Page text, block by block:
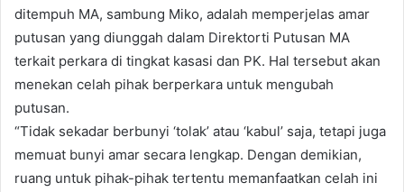
ditempuh MA, sambung Miko, adalah memperjelas amar
putusan yang diunggah dalam Direktorti Putusan MA
terkait perkara di tingkat kasasi dan PK. Hal tersebut akan
menekan celah pihak berperkara untuk mengubah
putusan.
“Tidak sekadar berbunyi ‘tolak’ atau ‘kabul’ saja, tetapi juga
memuat bunyi amar secara lengkap. Dengan demikian,
ruang untuk pihak-pihak tertentu memanfaatkan celah ini